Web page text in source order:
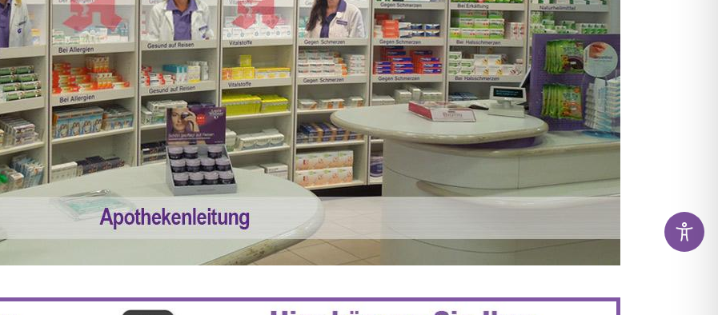
RABATT AUF REZEPTFREIE MEDIKAMENTE
5% TREUEBONUS MIT KUNDENKARTE